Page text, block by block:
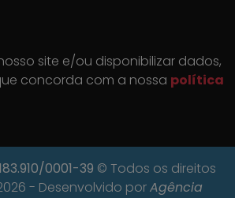
site e/ou disponibilizar dados,
concorda com a nossa política
0001-39 © Todos os direitos
- Desenvolvido porAgência